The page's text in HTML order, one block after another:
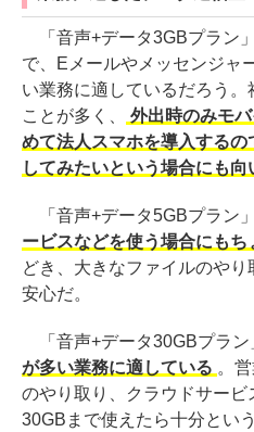
「音声+データ3GBプラン
で、Eメールやメッセンジャ
い業務に適しているだろう
ことが多く、
外出時のみモ
めて法人スマホを導入する
してみたいという場合にも向
「音声+データ5GBプラン」
ービスなどを使う場合にもち
どき、大きなファイルのや
安心だ。
「音声+データ30GBプラン
が多い業務に適している 。
のやり取り、クラウドサービ
30GBまで使えたら十分とい